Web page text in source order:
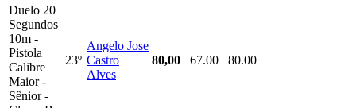
Duelo 20
Segundos
10m -
Pistola
Calibre
Maior -
Sênior -
23º
Angelo Jose
Castro
Alves
80,00 67.00 80.00